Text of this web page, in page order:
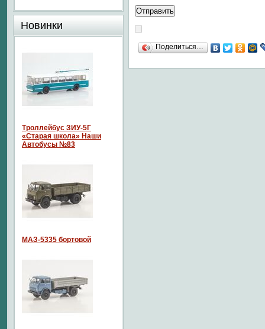
Поделиться…
Новинки
Троллейбус ЗИУ-5Г
«Старая школа» Наши
Автобусы №83
МАЗ-5335 бортовой